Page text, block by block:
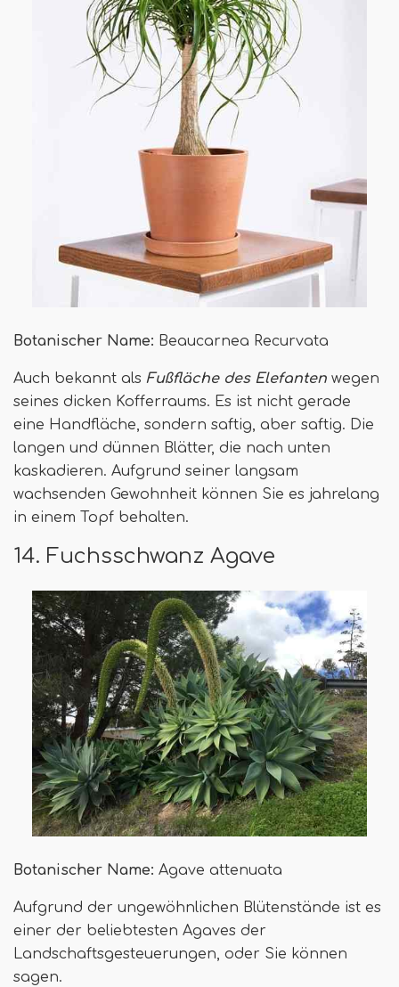
Botanischer Name: Beaucarnea Recurvata
Auch bekannt als Fußfläche des Elefanten wegen
seines dicken Kofferraums. Es ist nicht gerade
eine Handfläche, sondern saftig, aber saftig. Die
langen und dünnen Blätter, die nach unten
kaskadieren. Aufgrund seiner langsam
wachsenden Gewohnheit können Sie es jahrelang
in einem Topf behalten.
14. Fuchsschwanz Agave
Botanischer Name: Agave attenuata
Aufgrund der ungewöhnlichen Blütenstände ist es
einer der beliebtesten Agaves der
Landschaftsgesteuerungen, oder Sie können
sagen.